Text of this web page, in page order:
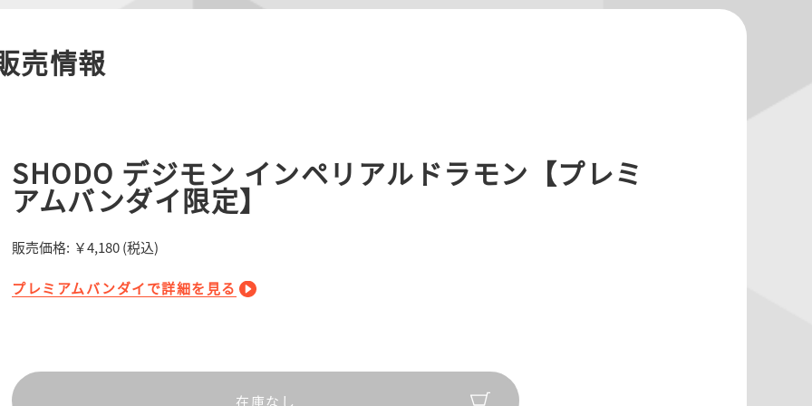
売情報
SHODO デジモン インペリアルドラモン【プレミ
アムバンダイ限定】
販売価格: ￥4,180(税込)
プレミアムバンダイで詳細を見る
在庫なし